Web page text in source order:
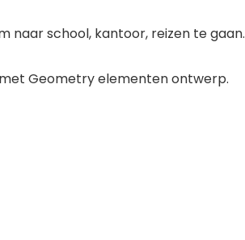
naar school, kantoor, reizen te gaan.
met Geometry elementen ontwerp.